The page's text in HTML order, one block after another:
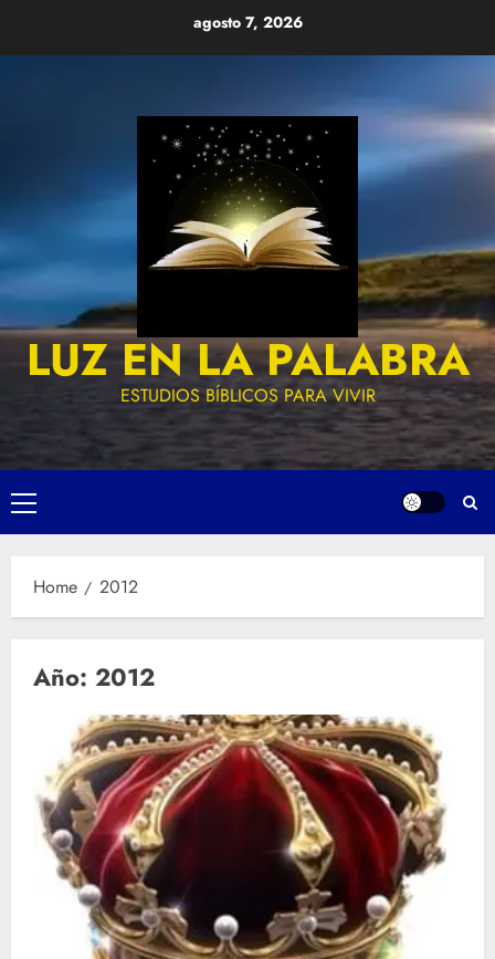
agosto 7, 2026
LUZ EN LA PALABRA
ESTUDIOS BÍBLICOS PARA VIVIR
Primary
Menu
Home 2012
Año: 2012